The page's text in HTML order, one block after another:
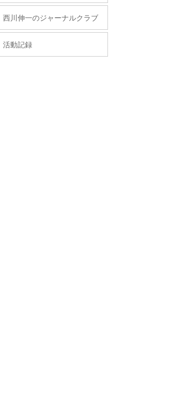
西川伸一のジャーナルクラブ
活動記録